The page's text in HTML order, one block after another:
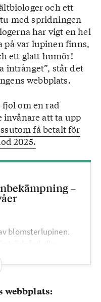
och ett
med spridningen
har vigt en hel
på var lupinen finns,
ett glatt humör!
intrånget”, står det
webbplats.
fjol om en rad
att ta upp
få betalt för
2025.
–
blomsterlupinen.
trädgård eller
en vacker bukett
webbplats: